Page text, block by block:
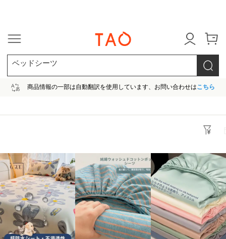
ベッドシーツ
商品情報の一部は自動翻訳を使用しています、お問い合わせはこちら